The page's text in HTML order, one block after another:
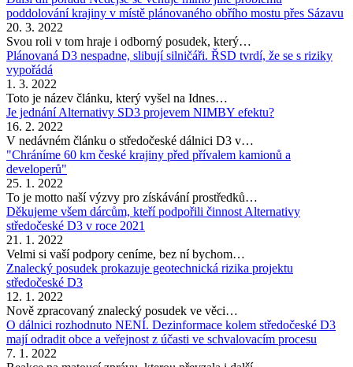
poddolování krajiny v místě plánovaného obřího mostu přes Sázavu
20. 3. 2022
Svou roli v tom hraje i odborný posudek, který…
Plánovaná D3 nespadne, slibují silničáři. ŘSD tvrdí, že se s riziky
vypořádá
1. 3. 2022
Toto je název článku, který vyšel na Idnes…
Je jednání Alternativy SD3 projevem NIMBY efektu?
16. 2. 2022
V nedávném článku o středočeské dálnici D3 v…
"Chráníme 60 km české krajiny před přívalem kamionů a
developerů"
25. 1. 2022
To je motto naší výzvy pro získávání prostředků…
Děkujeme všem dárcům, kteří podpořili činnost Alternativy
středočeské D3 v roce 2021
21. 1. 2022
Velmi si vaší podpory ceníme, bez ní bychom…
Znalecký posudek prokazuje geotechnická rizika projektu
středočeské D3
12. 1. 2022
Nově zpracovaný znalecký posudek ve věci…
O dálnici rozhodnuto NENÍ. Dezinformace kolem středočeské D3
mají odradit obce a veřejnost z účasti ve schvalovacím procesu
7. 1. 2022